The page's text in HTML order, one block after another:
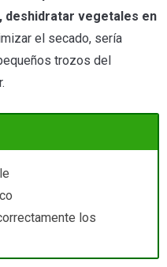
deshidratar vegetales en
el secado, sería
trozos del
los